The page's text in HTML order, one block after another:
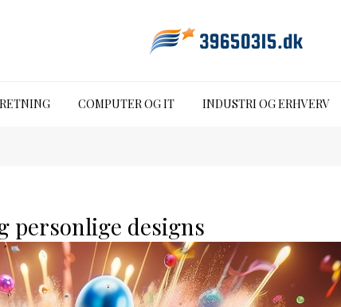
COMPUTER OG IT INDUSTRI OG ERHVERV
personlige designs